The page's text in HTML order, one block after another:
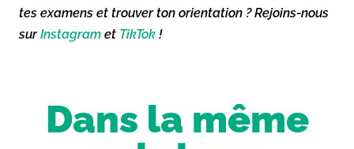
tes examens et trouver ton orientation ? Rejoins-nous
surInstagram et TikTok !
Dans la même